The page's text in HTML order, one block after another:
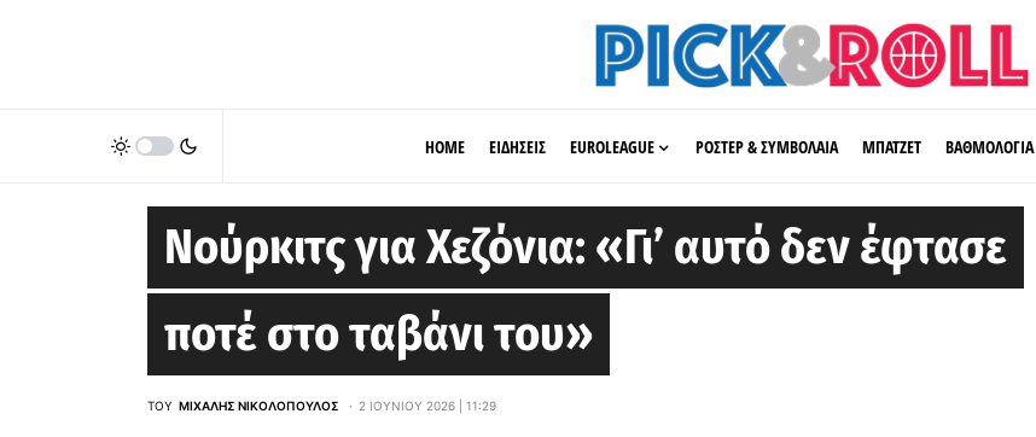
HOME ΕΙΔΗΣΕΙΣ EUROLEAGUE ΡΟΣΤΕΡ & ΣΥΜΒΟΛΑΙΑ ΜΠΑΤΖΕΤ ΒΑΘΜΟΛΟΓΙΑ
Νούρκιτς για Χεζόνια: «Γι’ αυτό δεν έφτασε
ποτέ στο ταβάνι του»
ΤΟΥ ΜΙΧΆΛΗΣ ΝΙΚΟΛΌΠΟΥΛΟΣ 2 ΙΟΥΝΊΟΥ 2026 | 11:29